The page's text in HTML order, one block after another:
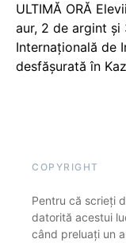
ULTIMĂ ORĂ
aur, 2 de argint și
Internațională de
desfășurată în
COPYRIGHT
Pentru că scrieți
datorită acestui
când preluați un